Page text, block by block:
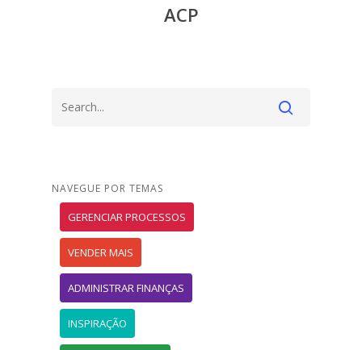
ACP
NAVEGUE POR TEMAS
GERENCIAR PROCESSOS
VENDER MAIS
ADMINISTRAR FINANÇAS
INSPIRAÇÃO